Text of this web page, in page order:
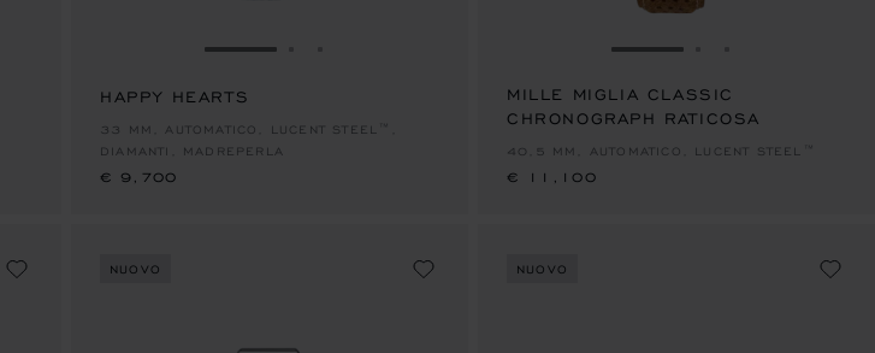
VAI ALLA SLIDE 1
HAPPY HEARTS
33 MM, AUTOMATICO, LUCENT STEEL™,
DIAMANTI, MADREPERLA
€ 9,700
VAI ALLA SLIDE 1
MILLE MIGLIA CLASSIC
CHRONOGRAPH RATICOSA
40,5 MM, AUTOMATICO, LUCENT STEEL™
€ 11,100
€ 11,100
NUOVO NUOVO